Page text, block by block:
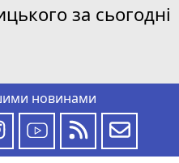
за сьогодні
новинами